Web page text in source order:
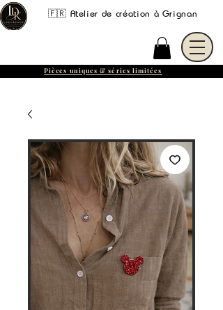
🇫🇷 Atelier de création à Grignan
Pièces uniques & séries limitées